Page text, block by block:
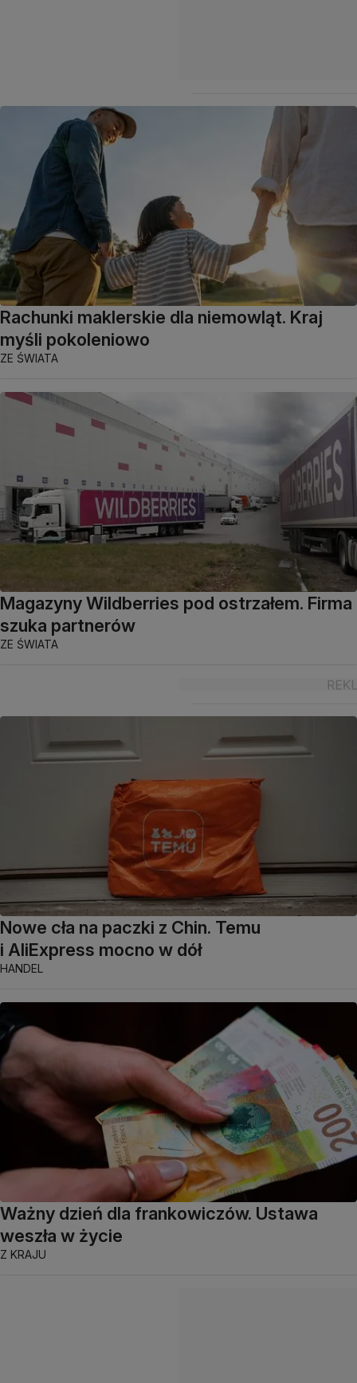
Rachunki maklerskie dla niemowląt. Kraj
myśli pokoleniowo
ZE ŚWIATA
Magazyny Wildberries pod ostrzałem. Firma
szuka partnerów
ZE ŚWIATA
Nowe cła na paczki z Chin. Temu
i AliExpress mocno w dół
HANDEL
Ważny dzień dla frankowiczów. Ustawa
weszła w życie
Z KRAJU